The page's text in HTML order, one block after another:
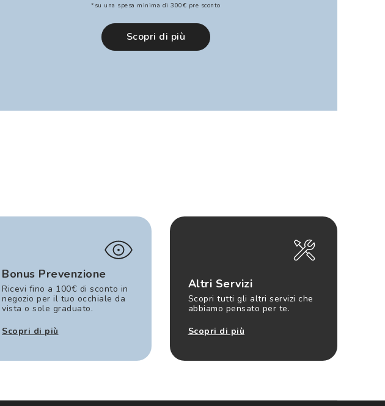
*su una spesa minima di 300€ pre sconto
Scopri di più
Bonus Prevenzione
Ricevi fino a 100€ di sconto in
negozio per il tuo occhiale da
vista o sole graduato.
Scopri di più
Altri Servizi
Scopri tutti gli altri servizi che
abbiamo pensato per te.
Scopri di più